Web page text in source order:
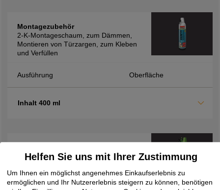
Montagezubehör
2-K-Montageschaum, zum Dämmen,
Montieren von Türzargen, zum Kleben
und Verfüllen
Ausführung Oberfläche
Inhalt 400 ml
2K-Montageschaum FM710, zur
Dämmung und Isolierung, schnelle
Verarbeitung durch kurze
Helfen Sie uns mit Ihrer Zustimmung
Um Ihnen ein möglichst angenehmes Einkaufserlebnis zu
ermöglichen und Ihr Nutzererlebnis steigern zu können, benötigen